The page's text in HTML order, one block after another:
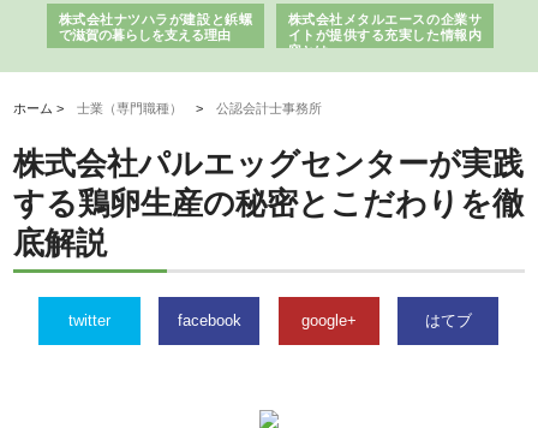
株式会社ナツハラが建設と鋲螺
で滋賀の暮らしを支える理由
株式会社メタルエースの企業サ
イトが提供する充実した情報内
容とは
ホーム >士業（専門職種） >公認会計士事務所
株式会社パルエッグセンターが実践
する鶏卵生産の秘密とこだわりを徹
底解説
twitter facebook google+ はてブ